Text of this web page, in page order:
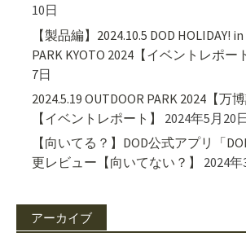
10日
【製品編】2024.10.5 DOD HOLIDAY! in
PARK KYOTO 2024【イベントレポー
7日
2024.5.19 OUTDOOR PARK 2024【万
【イベントレポート】
2024年5月20
【向いてる？】DOD公式アプリ「
更レビュー【向いてない？】
2024
アーカイブ